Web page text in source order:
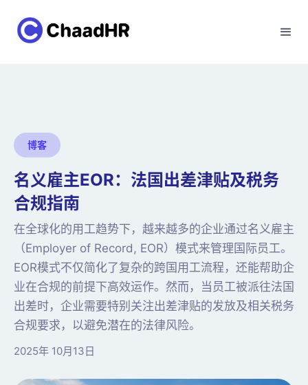
博客
名义雇主EOR：法国出差津贴及税务
合规指南
在全球化的用工趋势下，越来越多的企业通过名义雇主
（Employer of Record, EOR）模式来管理国际员工。
EOR模式不仅简化了复杂的跨国用工流程，还能帮助企
业在合规的前提下高效运作。然而，当员工被派往法国
出差时，企业需要特别关注出差津贴的发放及相关税务
合规要求，以避免潜在的法律风险。
2025年 10月13日